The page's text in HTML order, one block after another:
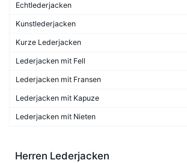
Echtlederjacken
Kunstlederjacken
Kurze Lederjacken
Lederjacken mit Fell
Lederjacken mit Fransen
Lederjacken mit Kapuze
Lederjacken mit Nieten
Herren Lederjacken